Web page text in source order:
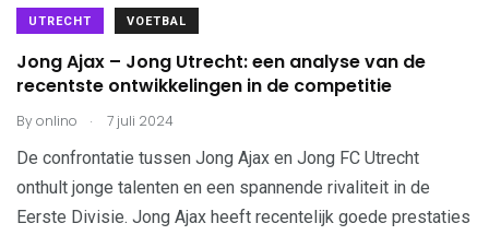
UTRECHT VOETBAL
Jong Ajax – Jong Utrecht: een analyse van de
recentste ontwikkelingen in de competitie
Byonlino . 7 juli 2024
De confrontatie tussen Jong Ajax en Jong FC Utrecht
onthult jonge talenten en een spannende rivaliteit in de
Eerste Divisie. Jong Ajax heeft recentelijk goede prestaties